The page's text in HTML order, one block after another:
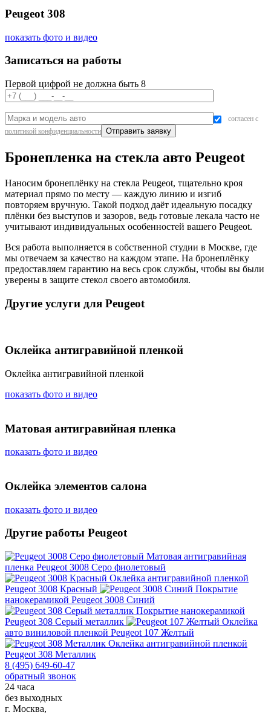
Peugeot 308
показать фото и видео
Записаться на работы
Первой цифрой не должна быть 8
согласен с
политикой конфиденциальности
Бронепленка на стекла авто Peugeot
Наносим бронеплёнку на стекла Peugeot, тщательно кроя
материал прямо по месту — каждую линию и изгиб
повторяем вручную. Такой подход даёт идеальную посадку
плёнки без выступов и зазоров, ведь готовые лекала часто не
учитывают индивидуальных особенностей вашего Peugeot.
Вся работа выполняется в собственной студии в Москве, где
мы отвечаем за качество на каждом этапе. На бронеплёнку
предоставляем гарантию на весь срок службы, чтобы вы были
уверены в защите стекол своего автомобиля.
Другие услуги для Peugeot
Оклейка антигравийной пленкой
Оклейка антигравийной пленкой
показать фото и видео
Матовая антигравийная пленка
показать фото и видео
Оклейка элементов салона
показать фото и видео
Другие работы Peugeot
Матовая антигравийная
пленка Peugeot 3008 Серо фиолетовый
Оклейка антигравийной пленкой
Peugeot 3008 Красный
Покрытие
нанокерамикой Peugeot 3008 Синий
Покрытие нанокерамикой
Peugeot 308 Серый металлик
Оклейка
авто виниловой пленкой Peugeot 107 Желтый
Оклейка антигравийной пленкой
Peugeot 308 Металлик
8 (495) 649-60-47
обратный звонок
24 часа
без выходных
г. Москва,